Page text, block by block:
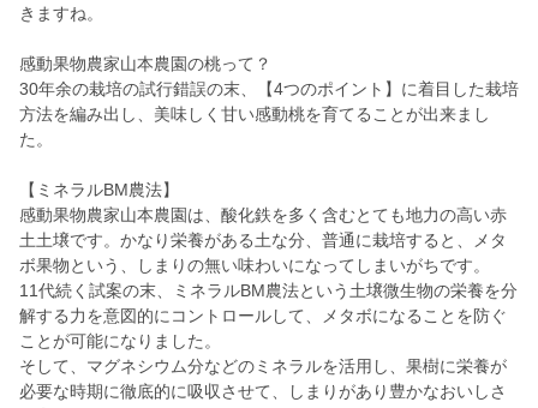
きますね。
感動果物農家山本農園の桃って？
30年余の栽培の試行錯誤の末、【4つのポイント】に着目した栽培
方法を編み出し、美味しく甘い感動桃を育てることが出来まし
た。
【ミネラルBM農法】
感動果物農家山本農園は、酸化鉄を多く含むとても地力の高い赤
土土壌です。かなり栄養がある土な分、普通に栽培すると、メタ
ボ果物という、しまりの無い味わいになってしまいがちです。
11代続く試案の末、ミネラルBM農法という土壌微生物の栄養を分
解する力を意図的にコントロールして、メタボになることを防ぐ
ことが可能になりました。
そして、マグネシウム分などのミネラルを活用し、果樹に栄養が
必要な時期に徹底的に吸収させて、しまりがあり豊かなおいしさ